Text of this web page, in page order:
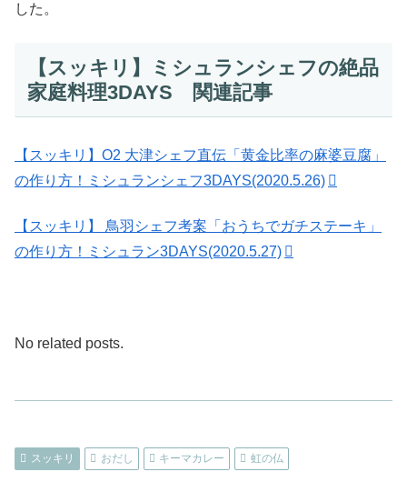
した。
【スッキリ】ミシュランシェフの絶品
家庭料理3DAYS 関連記事
【スッキリ】O2 大津シェフ直伝「黄金比率の麻婆豆腐」
の作り方！ミシュランシェフ3DAYS(2020.5.26)
【スッキリ】 鳥羽シェフ考案「おうちでガチステーキ」
の作り方！ミシュラン3DAYS(2020.5.27)
No related posts.
スッキリ おだし キーマカレー 虹の仏